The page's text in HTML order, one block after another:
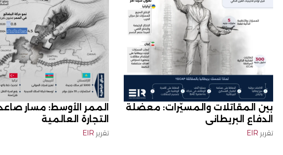
بين المقاتلات والمسيّرات: معضلة
الدفاع البريطاني
تقرير EIR
الممر الأوسط: مسار
التجارة العالمية
تقرير EIR